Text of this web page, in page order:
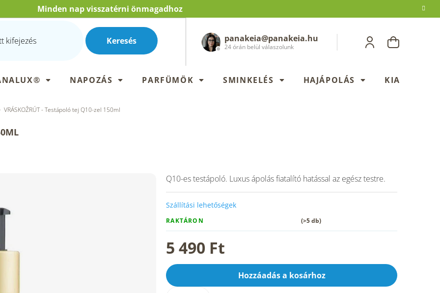
Minden nap visszatérni önmagadhoz
Keresés KOSÁR
panakeia@panakeia.hu
24 órán belül válaszolunk
NAPOZÁS PARFÜMÖK SMINKELÉS HAJÁPOLÁS KIADÁSOK
VRÁSKOŽRÚT - Testápoló tej Q10-zel 150ml
5 490 Ft
RAKTÁRON (>5 db)
Szállítási lehetőségek
Hozzáadás a kosárhoz
Q10-es testápoló. Luxus ápolás fiatalító hatással az egész testre.